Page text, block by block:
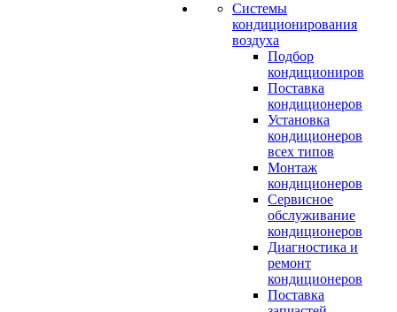
Системы
кондиционирования
воздуха
Подбор
кондициониров
Поставка
кондиционеров
Установка
кондиционеров
всех типов
Монтаж
кондиционеров
Сервисное
обслуживание
кондиционеров
Диагностика и
ремонт
кондиционеров
Поставка